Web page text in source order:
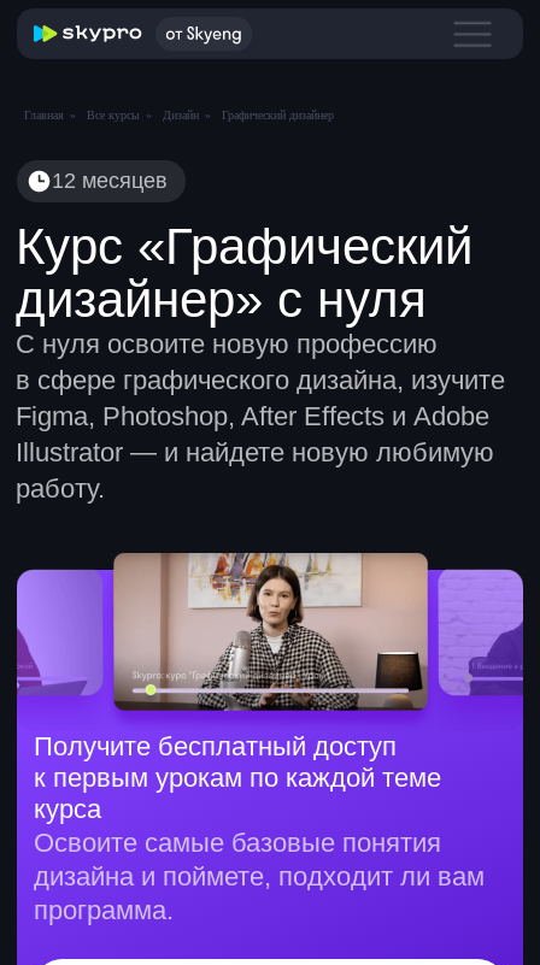
Главная » Все курсы » Дизайн » Графический дизайнер
+7
Даю согласие на обработку
персональных данных
Хочу посмотреть
Курс «Графический
дизайнер» с нуля
С нуля освоите новую профессию
в сфере графического дизайна, изучите
Figma, Photoshop, After Effects и Adobe
Illustrator — и найдете новую любимую
работу.
к первым урокам по каждой теме
курса
Освоите самые базовые понятия
дизайна и поймете, подходит ли вам
программа.